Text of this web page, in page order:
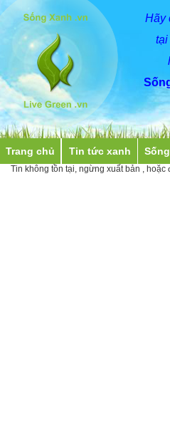
Hãy
tại
Trang chủ Tin tức xanh
Tin không tồn tại, ngừng xuất bản , hoặc